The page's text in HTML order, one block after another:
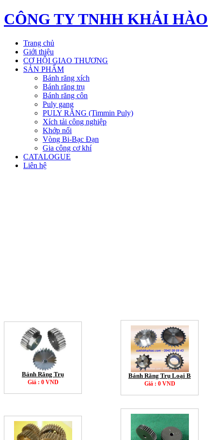
CÔNG TY TNHH KHẢI HÀO
Trang chủ
Giới thiệu
CƠ HỘI GIAO THƯƠNG
SẢN PHẨM
Bánh răng xích
Bánh răng trụ
Bánh răng côn
Puly gang
PULY RĂNG (Timmin Puly)
Xích tải công nghiệp
Khớp nối
Vòng Bi-Bạc Đạn
Gia công cơ khí
CATALOGUE
Liên hệ
Bánh Răng Trụ
Giá : 0 VND
Bánh Răng Trụ Loại B
Giá : 0 VND